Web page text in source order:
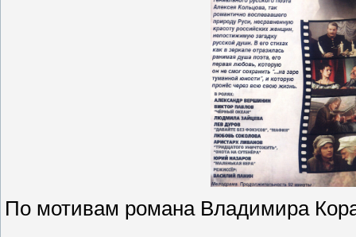
По мотивам романа Владимира